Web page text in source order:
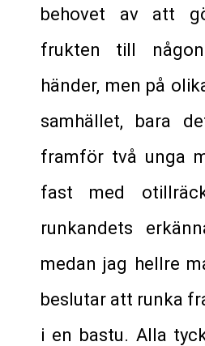
behovet av att
frukten till
händer, men på
samhället, bara
framför två unga
fast med
runkandets
medan jag hellre
beslutar att runka
i en bastu. Alla